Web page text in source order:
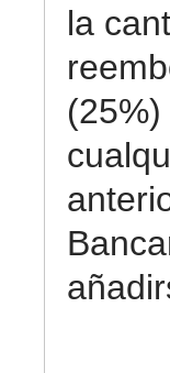
la